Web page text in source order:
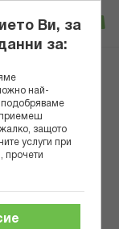
Вход
Ви, за
за:
най-
подобряваме
приемеш
защото
услуги при
прочети